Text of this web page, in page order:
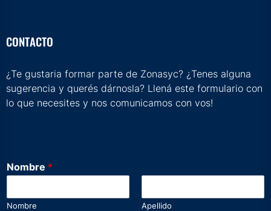
CONTACTO
¿Te gustaria formar parte de Zonasyc? ¿Tenes alguna
sugerencia y querés dárnosla? Llená este formulario con
lo que necesites y nos comunicamos con vos!
*
N
m
Nombre *
Nombre Apellido